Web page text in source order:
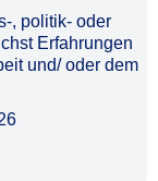
, politik- oder
Erfahrungen
und/ oder dem